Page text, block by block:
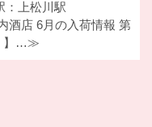
：上松川駅
酒店 6月の入荷情報 第
】…≫